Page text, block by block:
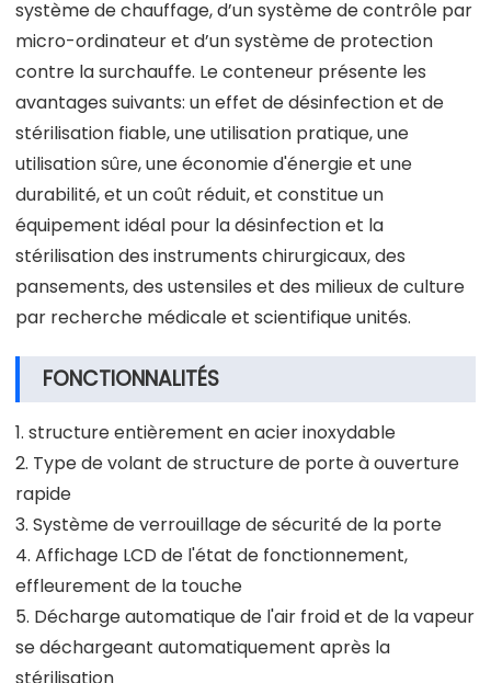
système de chauffage, d’un système de contrôle par
micro-ordinateur et d’un système de protection
contre la surchauffe. Le conteneur présente les
avantages suivants: un effet de désinfection et de
stérilisation fiable, une utilisation pratique, une
utilisation sûre, une économie d'énergie et une
durabilité, et un coût réduit, et constitue un
équipement idéal pour la désinfection et la
stérilisation des instruments chirurgicaux, des
pansements, des ustensiles et des milieux de culture
par recherche médicale et scientifique unités.
FONCTIONNALITÉS
1. structure entièrement en acier inoxydable
2. Type de volant de structure de porte à ouverture
rapide
3. Système de verrouillage de sécurité de la porte
4. Affichage LCD de l'état de fonctionnement,
effleurement de la touche
5. Décharge automatique de l'air froid et de la vapeur
se déchargeant automatiquement après la